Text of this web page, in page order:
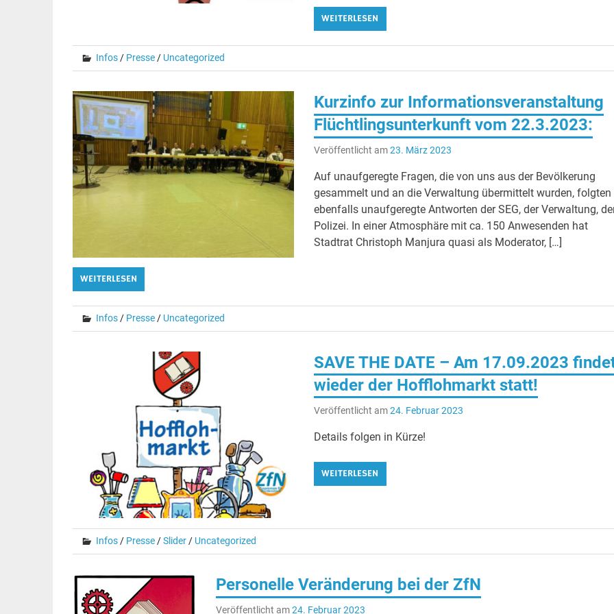
WEITERLESEN
Infos/ Presse/ Uncategorized
Kurzinfo zur Informationsveranstaltung
Flüchtlingsunterkunft vom 22.3.2023:
Veröffentlicht am23. März 2023
Auf unaufgeregte Fragen, die von uns aus der Bevölkerung
gesammelt und an die Verwaltung übermittelt wurden, folgten
ebenfalls unaufgeregte Antworten der SEG, der Verwaltung,
Polizei. In einer Atmosphäre mit ca. 150 Anwesenden hat
Stadtrat Christoph Manjura quasi als Moderator, […]
WEITERLESEN
Infos/ Presse/ Uncategorized
SAVE THE DATE – Am 17.09.2023
wieder der Hofflohmarkt statt!
Veröffentlicht am24. Februar 2023
Details folgen in Kürze!
WEITERLESEN
Infos/ Presse/Slider/ Uncategorized
Personelle Veränderung bei der ZfN
Veröffentlicht am24. Februar 2023